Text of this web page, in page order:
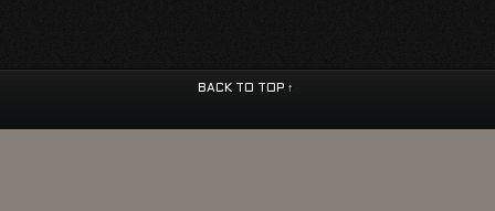
BACK TO TOP ↑